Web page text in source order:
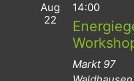
Aug
22
14:00
Markt 97